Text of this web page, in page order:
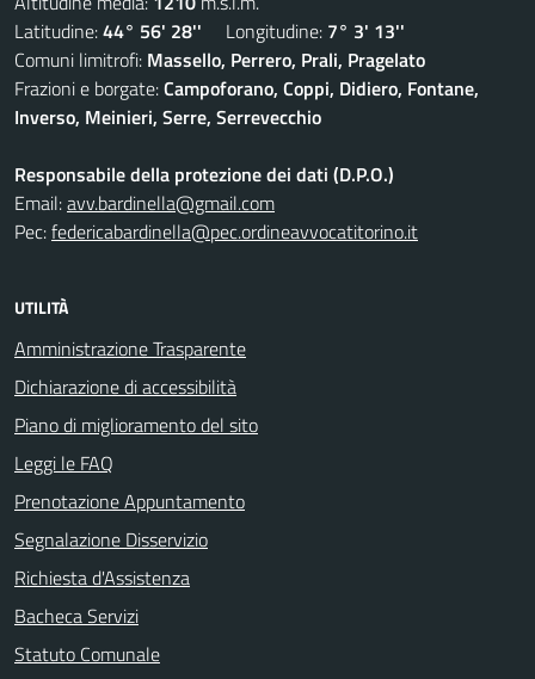
Latitudine:44° 56' 28'' Longitudine: 7° 3' 13''
Comuni limitrofi: Massello, Perrero, Prali, Pragelato
Frazioni e borgate:Campoforano, Coppi, Didiero, Fontane,
Inverso, Meinieri, Serre, Serrevecchio
Responsabile della protezione dei dati (D.P.O.)
Email:avv.bardinella@gmail.com
Pec:federicabardinella@pec.ordineavvocatitorino.it
UTILITÀ
Amministrazione Trasparente
Dichiarazione di accessibilità
Piano di miglioramento del sito
Leggi le FAQ
Prenotazione Appuntamento
Segnalazione Disservizio
Richiesta d'Assistenza
Bacheca Servizi
Statuto Comunale